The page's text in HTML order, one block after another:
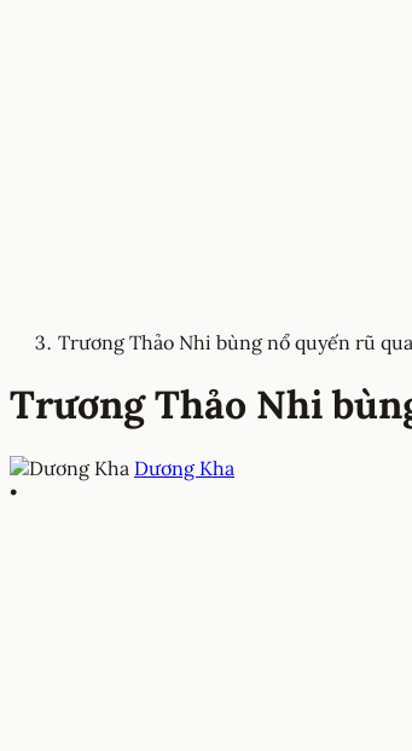
Trương Thảo Nhi bùng nổ quyến rũ
Trương Thảo Nhi
Dương Kha
•